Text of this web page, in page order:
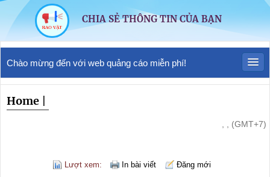
CHIA SẺ THÔNG TIN CỦA BẠN
Chào mừng đến với web quảng cáo miễn phí!
Home
, , (GMT+7)
Lượt xem: In bài viết Đăng mới